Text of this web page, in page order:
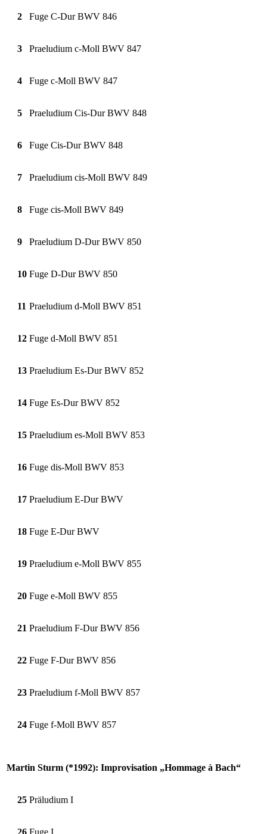
2 Fuge C-Dur BWV 846
3 Praeludium c-Moll BWV 847
4 Fuge c-Moll BWV 847
5 Praeludium Cis-Dur BWV 848
6 Fuge Cis-Dur BWV 848
7 Praeludium cis-Moll BWV 849
8 Fuge cis-Moll BWV 849
9 Praeludium D-Dur BWV 850
10 Fuge D-Dur BWV 850
11 Praeludium d-Moll BWV 851
12 Fuge d-Moll BWV 851
13 Praeludium Es-Dur BWV 852
14 Fuge Es-Dur BWV 852
15 Praeludium es-Moll BWV 853
16 Fuge dis-Moll BWV 853
17 Praeludium E-Dur BWV
18 Fuge E-Dur BWV
19 Praeludium e-Moll BWV 855
20 Fuge e-Moll BWV 855
21 Praeludium F-Dur BWV 856
22 Fuge F-Dur BWV 856
23 Praeludium f-Moll BWV 857
24 Fuge f-Moll BWV 857
Martin Sturm (*1992): Improvisation „Hommage à Bach“
25 Präludium I
26 Fuge I